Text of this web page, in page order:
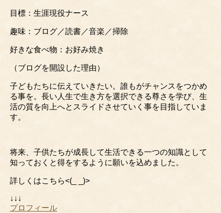
目標：生涯現役ナース
趣味：ブログ／読書／音楽／掃除
好きな食べ物：お好み焼き
（ブログを開設した理由）
子どもたちに伝えていきたい。誰もがチャンスをつかめ
る事を。長い人生で生き方を選択できる尊さを学び、 生
活の質を向上へとスライドさせていく事を目指していま
す。
将来、子供たちが成長して生活できる一つの知識として
知っておくと得をするように願いを込めました。
詳しくはこちら<(_ _)>
↓↓↓
プロフィール